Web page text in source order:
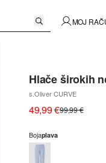
MOJ
Hlače širokih
s.Oliver CURVE
49,99 €99,99 €
Bojaplava